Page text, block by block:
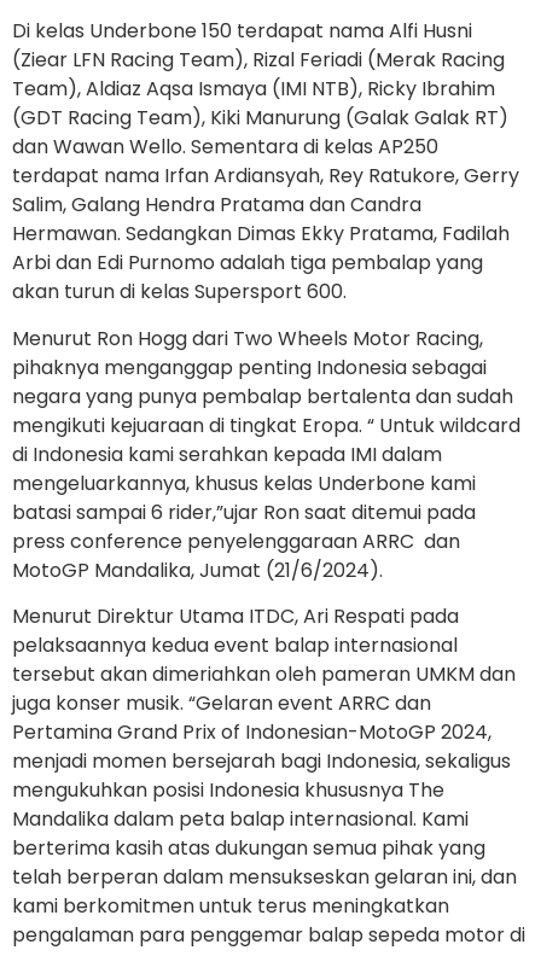
Di kelas Underbone 150 terdapat nama Alfi Husni
(Ziear LFN Racing Team), Rizal Feriadi (Merak Racing
Team), Aldiaz Aqsa Ismaya (IMI NTB), Ricky Ibrahim
(GDT Racing Team), Kiki Manurung (Galak Galak RT)
dan Wawan Wello. Sementara di kelas AP250
terdapat nama Irfan Ardiansyah, Rey Ratukore, Gerry
Salim, Galang Hendra Pratama dan Candra
Hermawan. Sedangkan Dimas Ekky Pratama, Fadilah
Arbi dan Edi Purnomo adalah tiga pembalap yang
akan turun di kelas Supersport 600.
Menurut Ron Hogg dari Two Wheels Motor Racing,
pihaknya menganggap penting Indonesia sebagai
negara yang punya pembalap bertalenta dan sudah
mengikuti kejuaraan di tingkat Eropa. “ Untuk wildcard
di Indonesia kami serahkan kepada IMI dalam
mengeluarkannya, khusus kelas Underbone kami
batasi sampai 6 rider,”ujar Ron saat ditemui pada
press conference penyelenggaraan ARRC dan
MotoGP Mandalika, Jumat (21/6/2024).
Menurut Direktur Utama ITDC, Ari Respati pada
pelaksaannya kedua event balap internasional
tersebut akan dimeriahkan oleh pameran UMKM dan
juga konser musik. “Gelaran event ARRC dan
Pertamina Grand Prix of Indonesian-MotoGP 2024,
menjadi momen bersejarah bagi Indonesia, sekaligus
mengukuhkan posisi Indonesia khususnya The
Mandalika dalam peta balap internasional. Kami
berterima kasih atas dukungan semua pihak yang
telah berperan dalam mensukseskan gelaran ini, dan
kami berkomitmen untuk terus meningkatkan
pengalaman para penggemar balap sepeda motor di